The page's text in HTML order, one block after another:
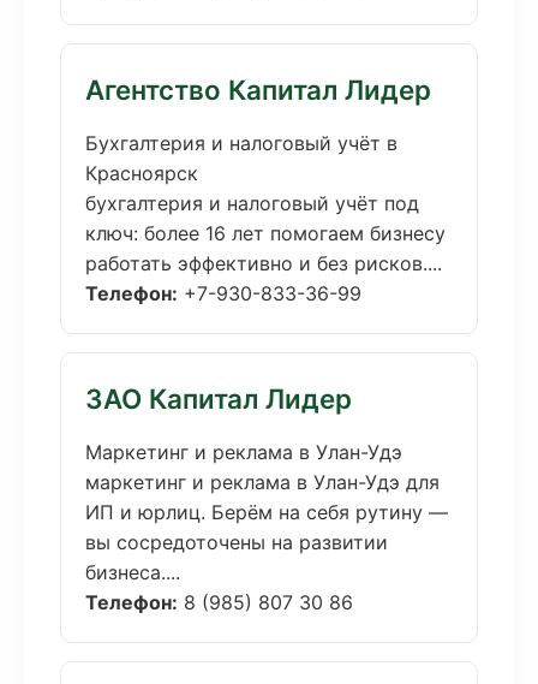
Агентство Капитал Лидер
Бухгалтерия и налоговый учёт в
Красноярск
бухгалтерия и налоговый учёт под
ключ: более 16 лет помогаем бизнесу
работать эффективно и без рисков....
Телефон: +7-930-833-36-99
ЗАО Капитал Лидер
Маркетинг и реклама в Улан-Удэ
маркетинг и реклама в Улан-Удэ для
ИП и юрлиц. Берём на себя рутину —
вы сосредоточены на развитии
бизнеса....
Телефон: 8 (985) 807 30 86